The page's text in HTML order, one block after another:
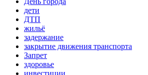
дети
ДТП
жильё
задержание
закрытие движения транспорта
Запрет
здоровье